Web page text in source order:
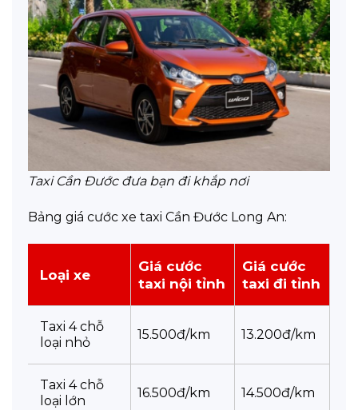
Taxi Cần Đước đưa bạn đi khắp nơi
Bảng giá cước xe taxi Cần Đước Long An:
Loại xe
Giá cước
taxi nội tỉnh
Giá cước
taxi đi tỉnh
Taxi 4 chỗ
loại nhỏ
15.500đ/km 13.200đ/km
Taxi 4 chỗ
loại lớn
16.500đ/km 14.500đ/km